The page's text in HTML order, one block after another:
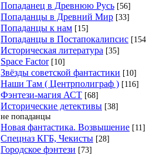
Попаданец в Древнюю Русь [56]
Попаданцы в Древний Мир [33]
Попаданцы к нам [15]
Попаданцы в Постапокалипсис
Историческая литература [35]
Space Factor [10]
Звёзды советской фантастики [10]
Наши Там ( Центрполиграф ) [116]
Фэнтези-магия АСТ [68]
Исторические детективы [38]
не попаданцы
Новая фантастика. Возвышение [11]
Спецназ КГБ, Чекисты [28]
Городское фэнтези [73]